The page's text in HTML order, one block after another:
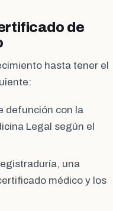
de
hasta tener el
defunción con la
Legal según el
una
médico y los